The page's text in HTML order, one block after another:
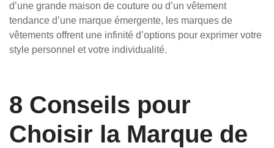
d’une grande maison de couture ou d’un vêtement
tendance d’une marque émergente, les marques de
vêtements offrent une infinité d’options pour exprimer votre
style personnel et votre individualité.
8 Conseils pour
Choisir la Marque de